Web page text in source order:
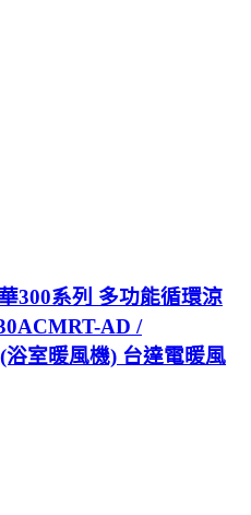
300系列 多功能循環涼
AD /
室暖風機) 台達電暖風